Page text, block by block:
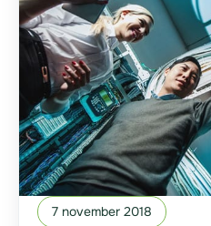
7 november 2018